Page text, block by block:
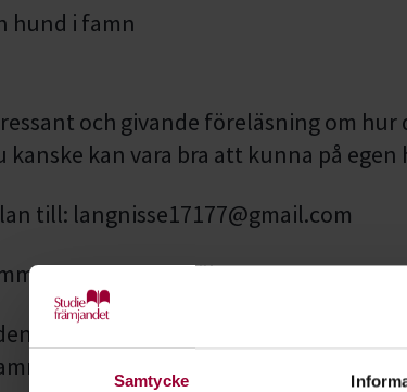
Samtycke
och givande föreläsning om
kanske kan vara bra att kunna på egen
till: langnisse17177@gmail.com
med din anmälan